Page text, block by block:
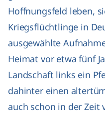
Hoffnungsfeld leben,
Kriegsflüchtlinge in
ausgewählte
Heimat vor etwa fünf
Landschaft links ein
dahinter einen
auch schon in der Zeit